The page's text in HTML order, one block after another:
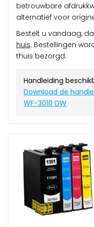
betrouwbare
alternatief voor
Bestelt u vandaag,
huis. Bestellingen
thuis bezorgd.
Handleiding
Download de
WF-3010 DW